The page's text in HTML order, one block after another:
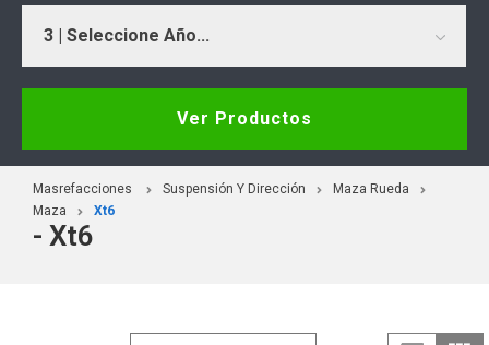
3 | Seleccione Año...
Ver Productos
Masrefacciones Suspensión Y Dirección
Maza Rueda
Maza
Xt6
- Xt6